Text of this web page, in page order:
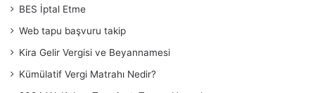
BES İptal Etme
Web tapu başvuru takip
Kira Gelir Vergisi ve Beyannamesi
Kümülatif Vergi Matrahı Nedir?